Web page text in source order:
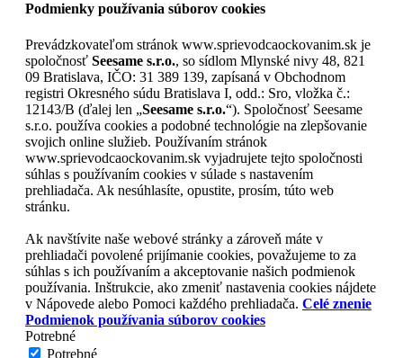
Podmienky používania súborov cookies
Prevádzkovateľom stránok www.sprievodcaockovanim.sk je
spoločnosť Seesame s.r.o., so sídlom Mlynské nivy 48, 821
09 Bratislava, IČO: 31 389 139, zapísaná v Obchodnom
registri Okresného súdu Bratislava I, odd.: Sro, vložka č.:
12143/B (ďalej len „Seesame s.r.o.“). Spoločnosť Seesame
s.r.o. používa cookies a podobné technológie na zlepšovanie
svojich online služieb. Používaním stránok
www.sprievodcaockovanim.sk vyjadrujete tejto spoločnosti
súhlas s používaním cookies v súlade s nastavením
prehliadača. Ak nesúhlasíte, opustite, prosím, túto web
stránku.
Ak navštívite naše webové stránky a zároveň máte v
prehliadači povolené prijímanie cookies, považujeme to za
súhlas s ich používaním a akceptovanie našich podmienok
používania. Inštrukcie, ako zmeniť nastavenia cookies nájdete
v Nápovede alebo Pomoci každého prehliadača. Celé znenie
Podmienok používania súborov cookies
Potrebné
Potrebné